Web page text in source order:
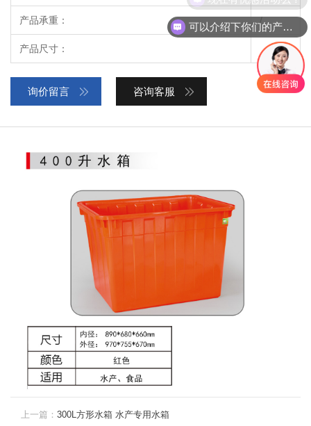
产品承重： /
产品尺寸：
询价留言 咨询客服
上一篇： 300L方形水箱 水产专用水箱
可以介绍下你们的产品么？